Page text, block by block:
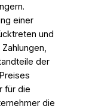
einer
und
der
für die
die